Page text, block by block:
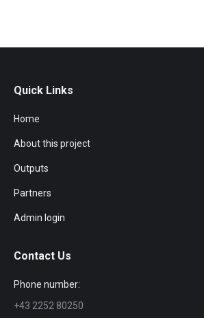
Quick Links
Home
About this project
Outputs
Partners
Admin login
Contact Us
Phone number:
+43 2252 80250